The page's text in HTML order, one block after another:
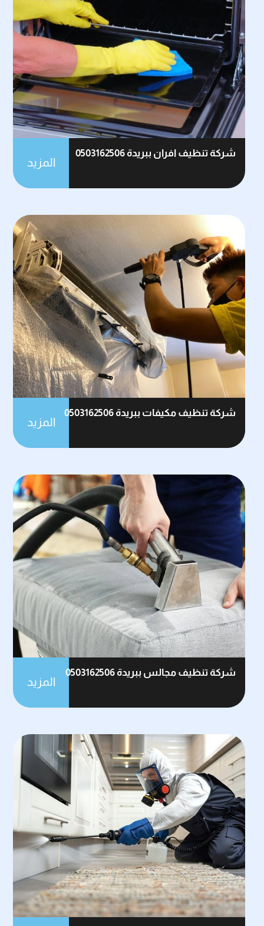
شركة تنظيف افران ببريدة 0503162506
المزيد
شركة تنظيف مكيفات ببريدة 0503162506
المزيد
شركة تنظيف مجالس ببريدة 0503162506
المزيد